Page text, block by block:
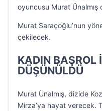
oyuncusu Murat Ünalmış
Murat Saraçoğlu’nun
çekilecek.
KADIN BAŞROL
DÜŞÜNÜLDÜ
Murat Ünalmış, dizide
Mirza’ya hayat verecek.